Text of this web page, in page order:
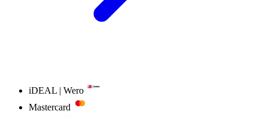
iDEAL | Wero
Mastercard